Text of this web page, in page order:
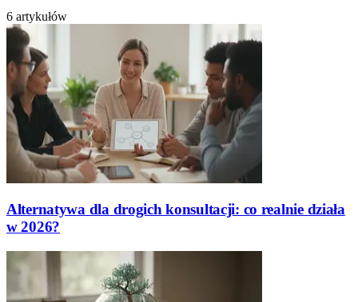
6 artykułów
Alternatywa dla drogich konsultacji: co realnie działa
w 2026?